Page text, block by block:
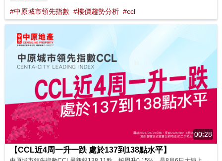
#中原城市領先指數 #樓價趨勢分析 #ccl
00:28
【CCL近4周一升一跌 處於137到138點水平】